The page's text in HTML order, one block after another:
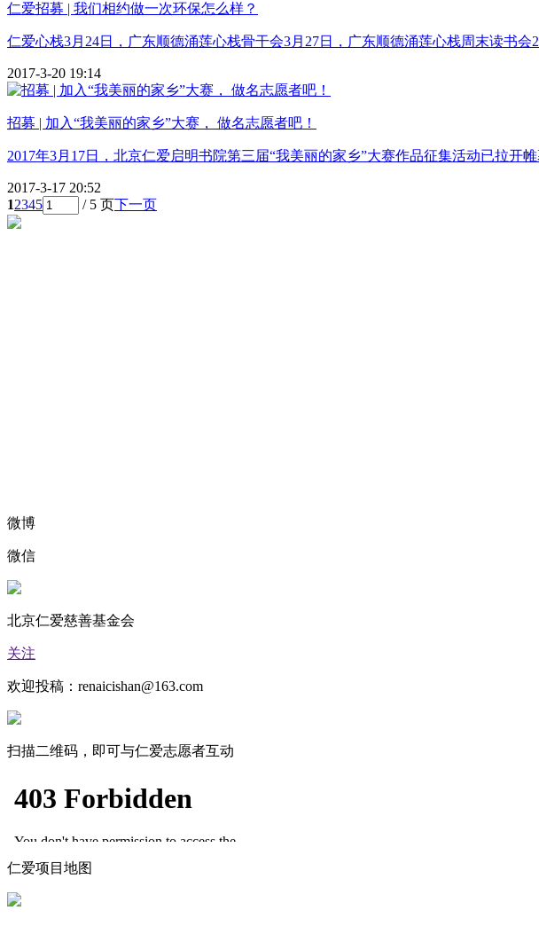
仁爱招募 | 我们相约做一次环保怎么样？
仁爱心栈3月24日，广东顺德涌莲心栈骨干会3月27日，广东顺德涌莲心栈周末读书
2017-3-20 19:14
招募 | 加入“我美丽的家乡”大赛， 做名志愿者吧！
2017年3月17日，北京仁爱启明书院第三届“我美丽的家乡”大赛作品征集活动已拉
2017-3-17 20:52
12345 / 5 页下一页
微博
微信
北京仁爱慈善基金会
关注
欢迎投稿：renaicishan@163.com
扫描二维码，即可与仁爱志愿者互动
仁爱项目地图